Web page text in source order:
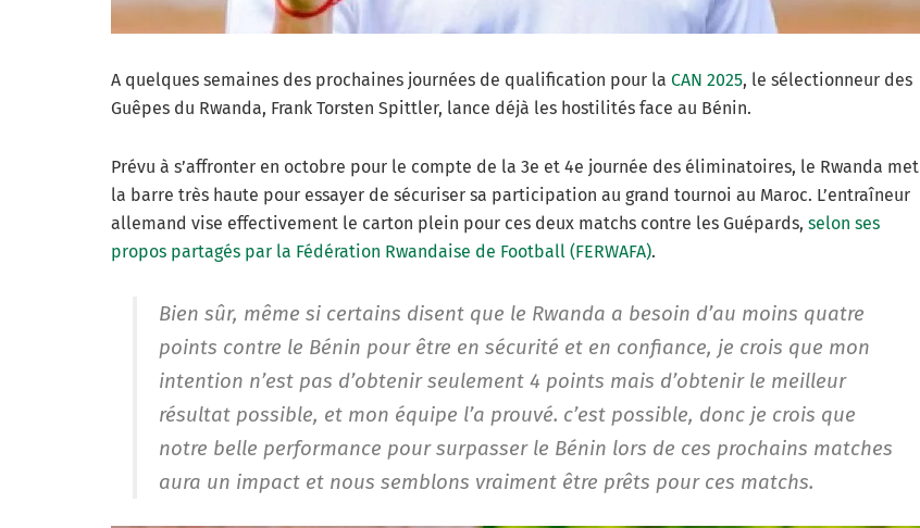
A quelques semaines des prochaines journées de qualification pour la CAN 2025, le sélectionneur des
Guêpes du Rwanda, Frank Torsten Spittler, lance déjà les hostilités face au Bénin.
Prévu à s’affronter en octobre pour le compte de la 3e et 4e journée des éliminatoires, le Rwanda met
la barre très haute pour essayer de sécuriser sa participation au grand tournoi au Maroc. L’entraîneur
allemand vise effectivement le carton plein pour ces deux matchs contre les Guépards, selon ses
propos partagés par la Fédération Rwandaise de Football (FERWAFA).
Bien sûr, même si certains disent que le Rwanda a besoin d’au moins quatre
points contre le Bénin pour être en sécurité et en confiance, je crois que mon
intention n’est pas d’obtenir seulement 4 points mais d’obtenir le meilleur
résultat possible, et mon équipe l’a prouvé. c’est possible, donc je crois que
notre belle performance pour surpasser le Bénin lors de ces prochains matches
aura un impact et nous semblons vraiment être prêts pour ces matchs.